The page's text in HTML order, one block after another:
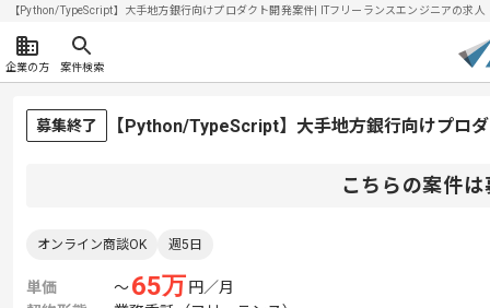
【Python/TypeScript】大手地方銀行向けプロダクト開発案件| ITフリーランスエンジニアの求
企業の方 案件検索
募集終了 【Python/TypeScript】大手地方銀行向けプロ
こちらの案件
オンライン商談OK 週5日
単価 〜65万 円／月